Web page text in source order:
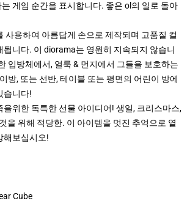
게임 순간을 표시합니다. 좋은 ol의 일로 돌아
사용하여 아름답게 손으로 제작되며 고품질 컬
됩니다. 이 diorama는 영원히 지속되지 않습니
입방체에서, 얼룩 & 먼지에서 그들을 보호하는
방, 또는 선반, 테이블 또는 평면의 어린이 방에
습니다!
을위한 독특한 선물 아이디어! 생일, 크리스마스,
을 위해 적당한. 이 아이템을 멋진 추억으로 열
해보십시오!
Cube